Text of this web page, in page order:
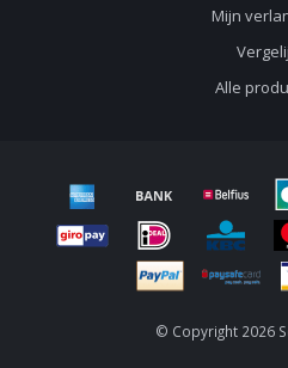
Mijn
Alle
© Copyright 2026